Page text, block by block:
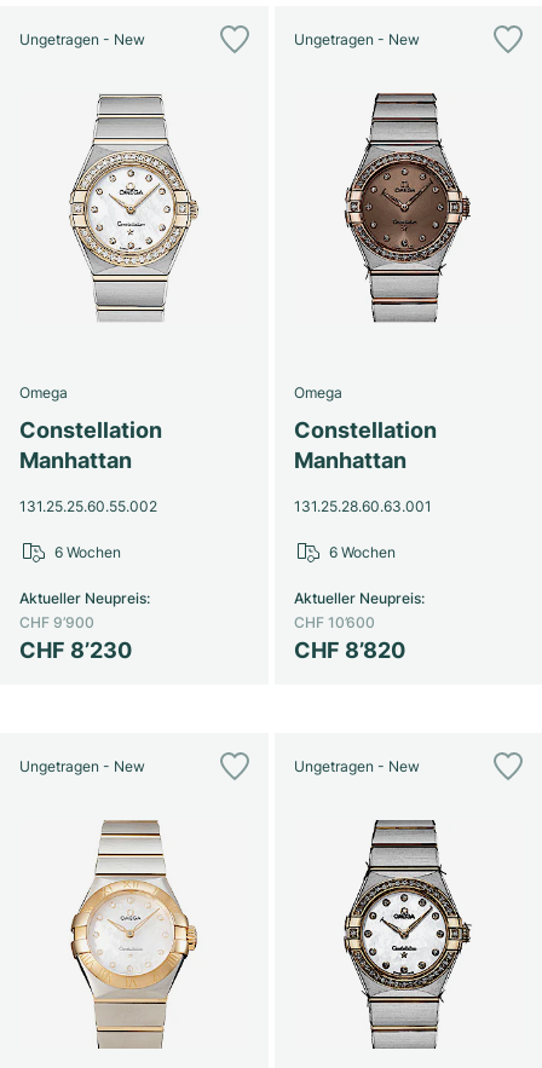
Ungetragen - New
Omega
Constellation
Manhattan
131.25.25.60.55.002
CHF 8’230
Aktueller Neupreis:
CHF 9’900
6 Wochen
Ungetragen - New
Omega
Constellation
Manhattan
131.25.28.60.63.001
CHF 8’820
Aktueller Neupreis:
CHF 10’600
6 Wochen
Ungetragen - New Ungetragen - New